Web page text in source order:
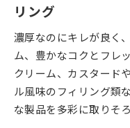
リング
濃厚なのにキレが良く
ム、豊かなコクとフレ
クリーム、カスタード
ル風味のフィリング類
な製品を多彩に取りそ